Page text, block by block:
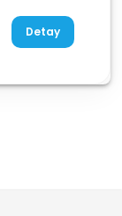
Detay